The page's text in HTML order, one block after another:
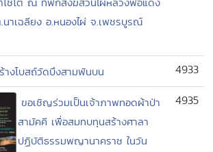
นาเฉลียง อ.หนองไผ่ จ.เพชรบูรณ์
างโบสถ์วัดบึงสามพันบน
4933
ขอเชิญร่วมเป็นเจ้าภาพทอดผ้าป่า
สามัคคี เพื่อสมทบทุนสร้างศาลา
ปฏิบัติธรรมพญานาคราช ในวัน
4935